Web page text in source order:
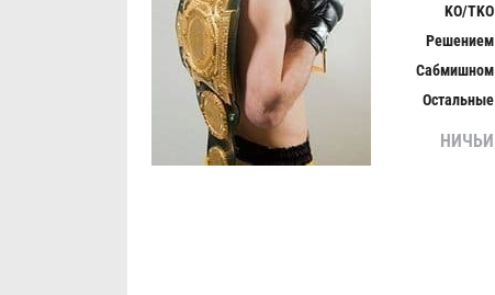
KO/TKO
Решением
Сабмишном
Остальные
НИЧЬИ